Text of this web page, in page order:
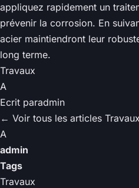
appliquez rapidement un
prévenir la corrosion. En
acier maintiendront leur
long terme.
Travaux
A
Ecrit paradmin
← Voir tous les articles Travaux
A
admin
Tags
Travaux